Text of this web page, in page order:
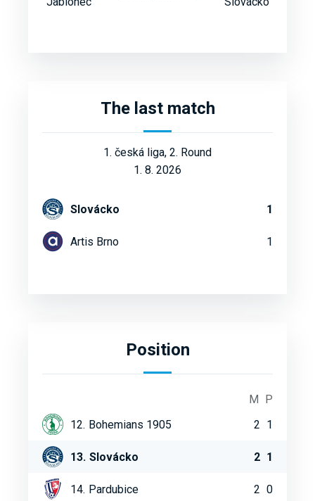
The last match
1. česká liga, 2. Round
1. 8. 2026
Slovácko 1
Artis Brno 1
Position
M
P
12. Bohemians 1905 2 1
13. Slovácko 2 1
14. Pardubice 2 0